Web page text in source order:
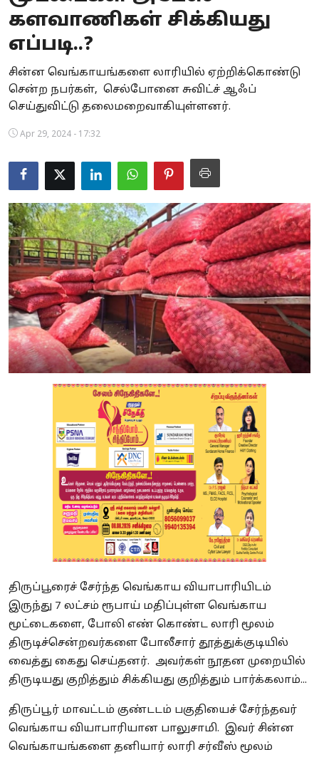
Business
Crime
Tamilnadu
National
Astrology
Spirituality
Weather
Politics
களவாணிகள் சிக்கியது
எப்படி..?
சின்ன வெங்காயங்களை லாரியில் ஏற்றிக்கொண்டு
சென்ற நபர்கள், செல்போனை சுவிட்ச் ஆஃப்
செய்துவிட்டு தலைமறைவாகியுள்ளனர்.
Apr 29, 2024 - 17:32
திருப்பூரைச் சேர்ந்த வெங்காய வியாபாரியிடம்
இருந்து 7 லட்சம் ரூபாய் மதிப்புள்ள வெங்காய
மூட்டைகளை, போலி எண் கொண்ட லாரி மூலம்
திருடிச்சென்றவர்களை போலீசார் தூத்துக்குடியில்
வைத்து கைது செய்தனர். அவர்கள் நூதன முறையில்
திருடியது குறித்தும் சிக்கியது குறித்தும் பார்க்கலாம்...
திருப்பூர் மாவட்டம் குண்டடம் பகுதியைச் சேர்ந்தவர்
வெங்காய வியாபாரியான பாலுசாமி. இவர் சின்ன
வெங்காயங்களை தனியார் லாரி சர்வீஸ் மூலம்